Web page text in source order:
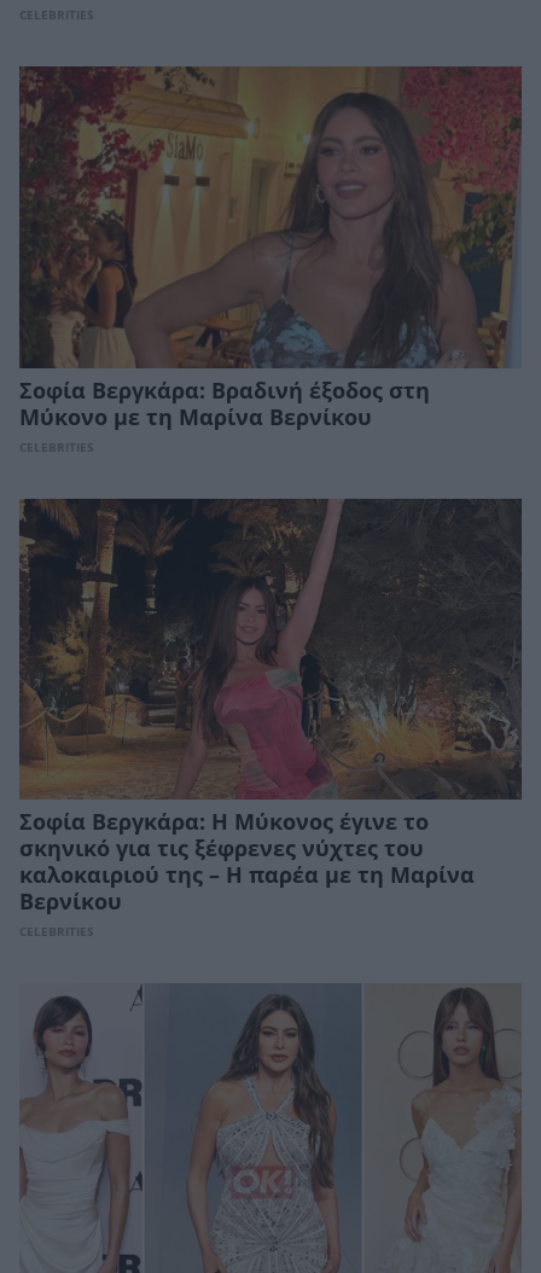
CELEBRITIES
Σοφία Βεργκάρα: Βραδινή έξοδος στη
Μύκονο με τη Μαρίνα Βερνίκου
CELEBRITIES
Σοφία Βεργκάρα: Η Μύκονος έγινε το
σκηνικό για τις ξέφρενες νύχτες του
καλοκαιριού της – Η παρέα με τη Μαρίνα
Βερνίκου
CELEBRITIES